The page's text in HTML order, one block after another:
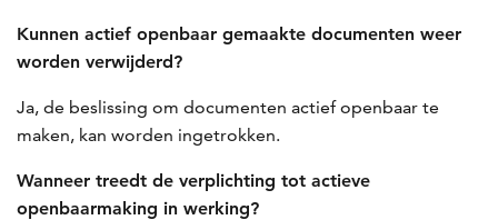
Kunnen actief openbaar gemaakte documenten weer
worden verwijderd?
Ja, de beslissing om documenten actief openbaar te
maken, kan worden ingetrokken.
Wanneer treedt de verplichting tot actieve
openbaarmaking in werking?